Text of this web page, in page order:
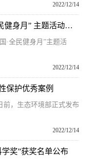
2022/12/14
2022年全国动力冲浪板“活力中国·全民健身月” 主题活动陵水启幕
·全民健身月”主题活
2022/12/14
保护优秀案例
前，生态环境部正式发布
2022/12/14
奖”获奖名单公布